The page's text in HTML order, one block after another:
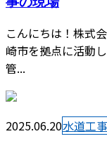
こんにちは！株式
崎市を拠点に活動
管...
2025.06.20水道工